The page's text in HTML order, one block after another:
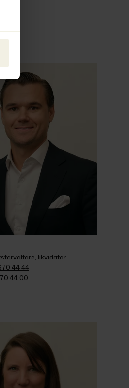
likvidator
44 44
44 00